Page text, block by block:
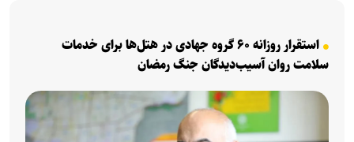
استقرار روزانه ۶۰ گروه جهادی در هتل‌ها برای خدمات
سلامت روان آسیب‌دیدگان جنگ رمضان